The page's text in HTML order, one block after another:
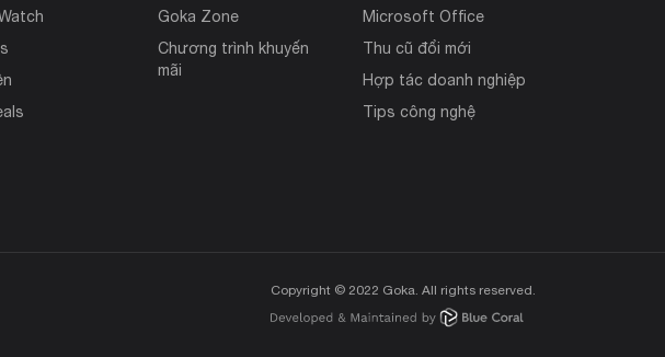
Goka Zone
Chương trình khuyến
mãi
Microsoft Office
Thu cũ đổi mới
Hợp tác doanh nghiệp
Tips công nghệ
Copyright © 2022 Goka. All rights reserved.